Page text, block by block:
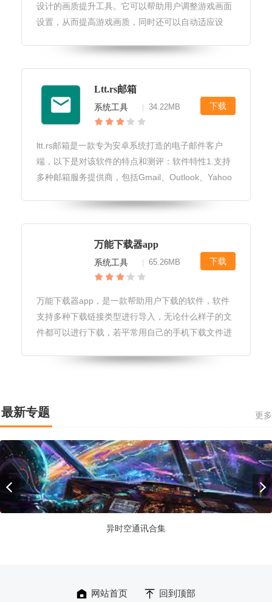
设计的画质提升工具。它可以帮助用户调整游戏画面
设置，从而提高游戏画质，同时还可以自动适应设
主要特点和功能：*轻松调整游戏画面设置，提高游戏
画质。*自动适应设备，确保最佳
Ltt.rs邮箱
系统工具 34.22MB 下载
ltt.rs邮箱是一款专为安卓系统打造的电子邮件客户
端，以下是对该软件的特点和测评：软件特性1.支持
多种邮箱服务提供商，包括Gmail、Outlook、Yahoo
Exchange等。3.支持邮件同步、阅读、
万能下载器app
系统工具 65.26MB 下载
万能下载器app，是一款帮助用户下载的软件，软件
支持多种下载链接类型进行导入，无论什么样子的文
件都可以进行下载，若平常用自己的手机下载文件进
下载的质量和速度。感兴趣的小伙伴快来95408下载
最新专题 更多
异时空通讯合集
网站首页 回到顶部